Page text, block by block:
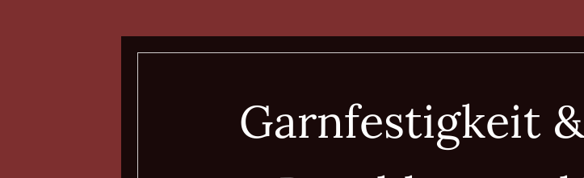
Garnfestigkeit